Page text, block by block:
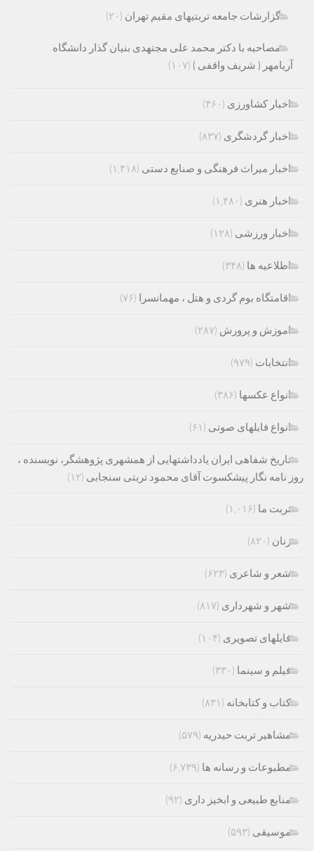
گزارشات جامعه تربتیهای مقیم تهران (۲۰)
مصاحبه با دکتر محمد علی مجتهدی بنیان گذار دانشگاه
آریامهر ( شریف واقفی ) (۱۰۷)
اخبار کشاورزی (۴۶۰)
اخبار گردشگری (۸۳۷)
اخبار میراث فرهنگی و صنایع دستی (۱,۴۱۸)
اخبار هنری (۱,۴۸۰)
اخبار ورزشی (۱۲۸)
اطلاعیه ها (۳۴۸)
اقامتگاه بوم گردی و هتل ، مهمانسرا (۷۶)
اموزش و پرورش (۲۸۷)
انتخابات (۹۷۹)
انواع عکسها (۳۸۶)
انواع فایلهای صوتی (۶۱)
تاریخ شفاهی ایران یادداشتهایی از همشهری پژوهشگر، نویسنده ،
روز نامه نگار پیشکسوت آقای محمود تربتی سنجابی (۱۲)
تربت ما (۱,۰۱۶)
زنان (۸۲۰)
شعر و شاعری (۶۲۳)
شهر و شهرداری (۸۱۷)
فایلهای تصویری (۱۰۴)
فیلم و سینما (۳۳۰)
کتاب و کتابخانه (۸۳۱)
مشاهیر تربت حیدریه (۵۷۹)
مطبوعات و رسانه ها (۶,۷۳۹)
منابع طبیعی و ابخیز داری (۹۲)
موسیقی (۵۹۳)